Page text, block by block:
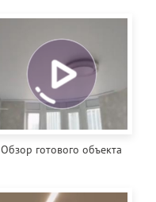
Обзор готового объекта